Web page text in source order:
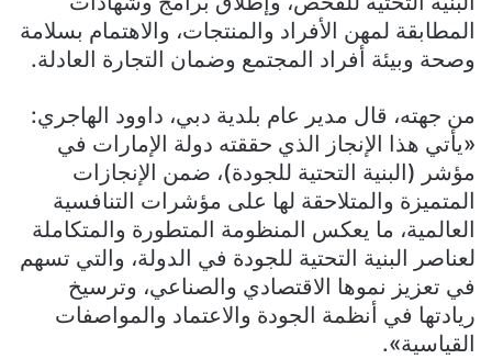
المطابقة لمهن الأفراد والمنتجات، والاهتمام بسلامة
وصحة وبيئة أفراد المجتمع وضمان التجارة العادلة.
من جهته، قال مدير عام بلدية دبي، داوود الهاجري:
«يأتي هذا الإنجاز الذي حققته دولة الإمارات في
مؤشر (البنية التحتية للجودة)، ضمن الإنجازات
المتميزة والمتلاحقة لها على مؤشرات التنافسية
العالمية، ما يعكس المنظومة المتطورة والمتكاملة
لعناصر البنية التحتية للجودة في الدولة، والتي تسهم
في تعزيز نموها الاقتصادي والصناعي، وترسيخ
ريادتها في أنظمة الجودة والاعتماد والمواصفات
القياسية».